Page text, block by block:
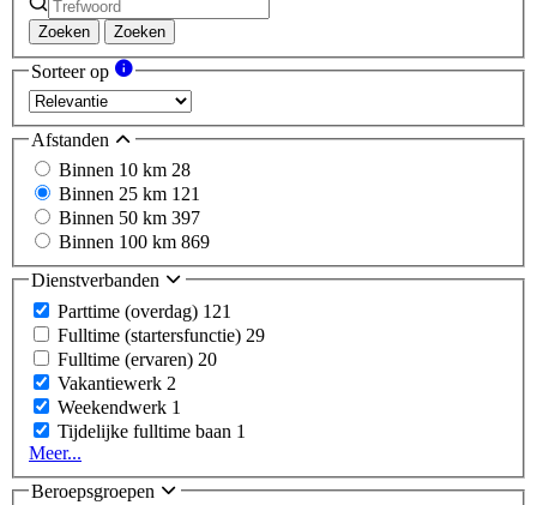
Zoeken Zoeken
Sorteer op
Afstanden
Binnen 10 km 28
Binnen 25 km 121
Binnen 50 km 397
Binnen 100 km 869
Dienstverbanden
Parttime (overdag) 121
Fulltime (startersfunctie) 29
Fulltime (ervaren) 20
Vakantiewerk 2
Weekendwerk 1
Tijdelijke fulltime baan 1
Meer...
Beroepsgroepen